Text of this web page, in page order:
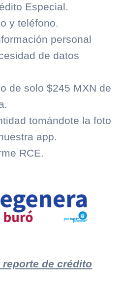
Especial.
y teléfono.
personal
de datos
de solo $245 MXN de
tomándote la foto
app.
RCE.
de crédito